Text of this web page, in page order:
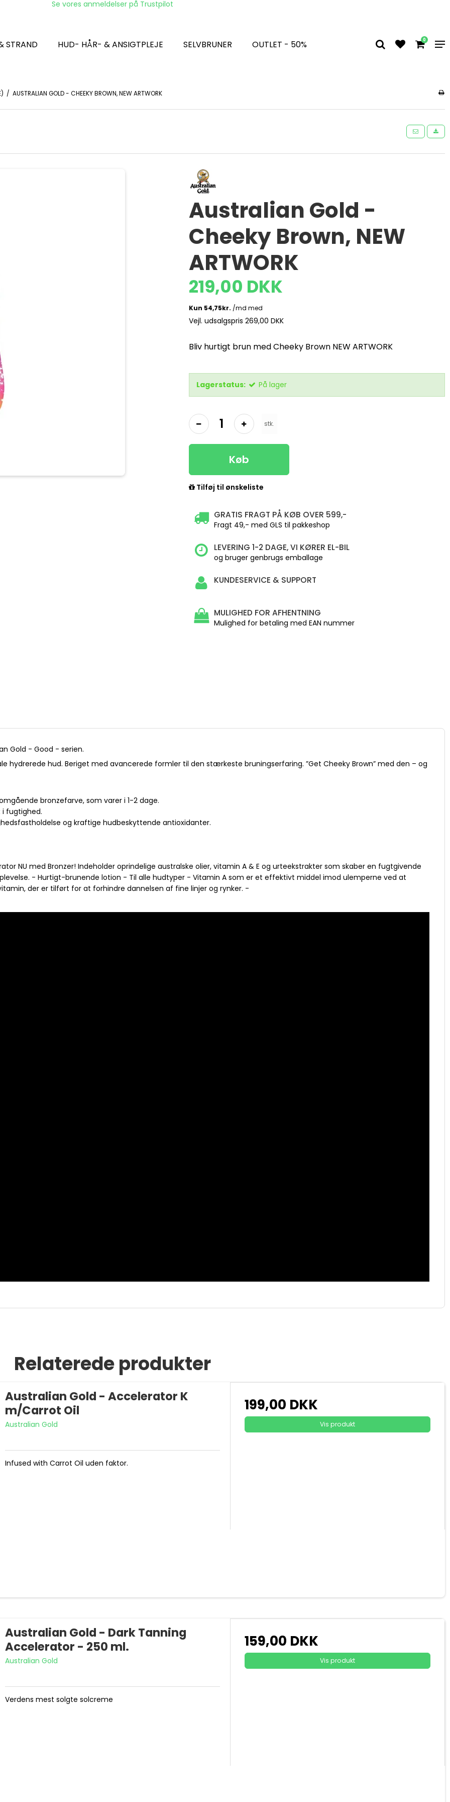
Se vores anmeldelser på Trustpilot
STRAND HUD- HÅR- & ANSIGTPLEJE SELVBRUNER OUTLET - 50% 0
/ AUSTRALIAN GOLD - CHEEKY BROWN, NEW ARTWORK
Australian Gold -
Cheeky Brown, NEW
ARTWORK
219,00 DKK
Vejl. udsalgspris 269,00 DKK
Bliv hurtigt brun med Cheeky Brown NEW ARTWORK
Lagerstatus: På lager
stk.
Køb
Tilføj til ønskeliste
GRATIS FRAGT PÅ KØB OVER 599,-
Fragt 49,- med GLS til pakkeshop
LEVERING 1-2 DAGE, VI KØRER EL-BIL
og bruger genbrugs emballage
KUNDESERVICE & SUPPORT
MULIGHED FOR AFHENTNING
Mulighed for betaling med EAN nummer
Gold - Good - serien.
hydrerede hud. Beriget med avancerede formler til den stærkeste bruningserfaring. ”Get Cheeky Brown” med den – og
bronzefarve, som varer i 1-2 dage.
fugtighed.
og kraftige hudbeskyttende antioxidanter.
NU med Bronzer! Indeholder oprindelige australske olier, vitamin A & E og urteekstrakter som skaber en fugtgivende
- Hurtigt-brunende lotion - Til alle hudtyper - Vitamin A som er et effektivt middel imod ulemperne ved at
der er tilført for at forhindre dannelsen af fine linjer og rynker. -
Relaterede produkter
Australian Gold - Accelerator K
m/Carrot Oil
Australian Gold
Infused with Carrot Oil uden faktor.
199,00 DKK
Vis produkt
Australian Gold - Dark Tanning
Accelerator - 250 ml.
Australian Gold
Verdens mest solgte solcreme
159,00 DKK
Vis produkt